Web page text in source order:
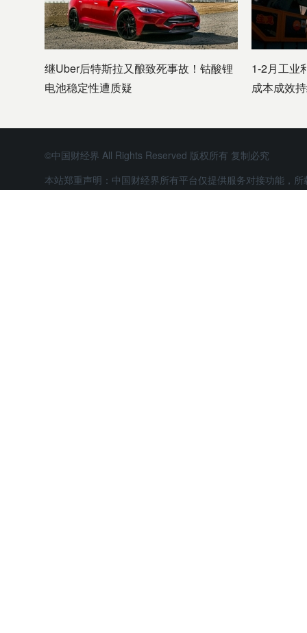
继Uber后特斯拉又酿致死事故！钴酸锂
电池稳定性遭质疑
1-2月工业
成本成效
©中国财经界 All Rights Reserved 版权所有 复制必究
本站郑重声明：中国财经界所有平台仅提供服务对接功能，